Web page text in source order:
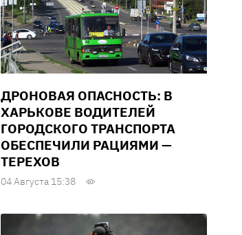
ДРОНОВАЯ ОПАСНОСТЬ: В
ХАРЬКОВЕ ВОДИТЕЛЕЙ
ГОРОДСКОГО ТРАНСПОРТА
ОБЕСПЕЧИЛИ РАЦИЯМИ —
ТЕРЕХОВ
04 Августа 15:38